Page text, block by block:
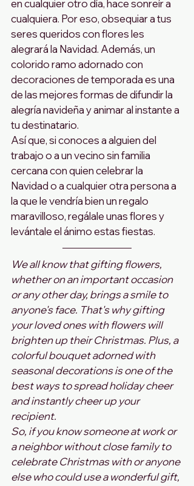
en cualquier otro día, hace sonreír a
cualquiera. Por eso, obsequiar a tus
seres queridos con flores les
alegrará la Navidad. Además, un
colorido ramo adornado con
decoraciones de temporada es una
de las mejores formas de difundir la
alegría navideña y animar al instante a
tu destinatario.
Así que, si conoces a alguien del
trabajo o a un vecino sin familia
cercana con quien celebrar la
Navidad o a cualquier otra persona a
la que le vendría bien un regalo
maravilloso, regálale unas flores y
levántale el ánimo estas fiestas.
We all know that gifting flowers,
whether on an important occasion
or any other day, brings a smile to
anyone's face. That's why gifting
your loved ones with flowers will
brighten up their Christmas. Plus, a
colorful bouquet adorned with
seasonal decorations is one of the
best ways to spread holiday cheer
and instantly cheer up your
recipient.
So, if you know someone at work or
a neighbor without close family to
celebrate Christmas with or anyone
else who could use a wonderful gift,